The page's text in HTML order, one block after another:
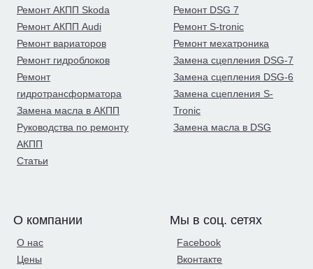
Ремонт АКПП Skoda
Ремонт АКПП Audi
Ремонт вариаторов
Ремонт гидроблоков
Ремонт
гидротрансформатора
Замена масла в АКПП
Руководства по ремонту
АКПП
Статьи
Ремонт DSG 7
Ремонт S-tronic
Ремонт мехатроника
Замена сцепления DSG-7
Замена сцепления DSG-6
Замена сцепления S-
Tronic
Замена масла в DSG
О компании
О нас
Цены
Мы в соц. сетях
Facebook
Вконтакте